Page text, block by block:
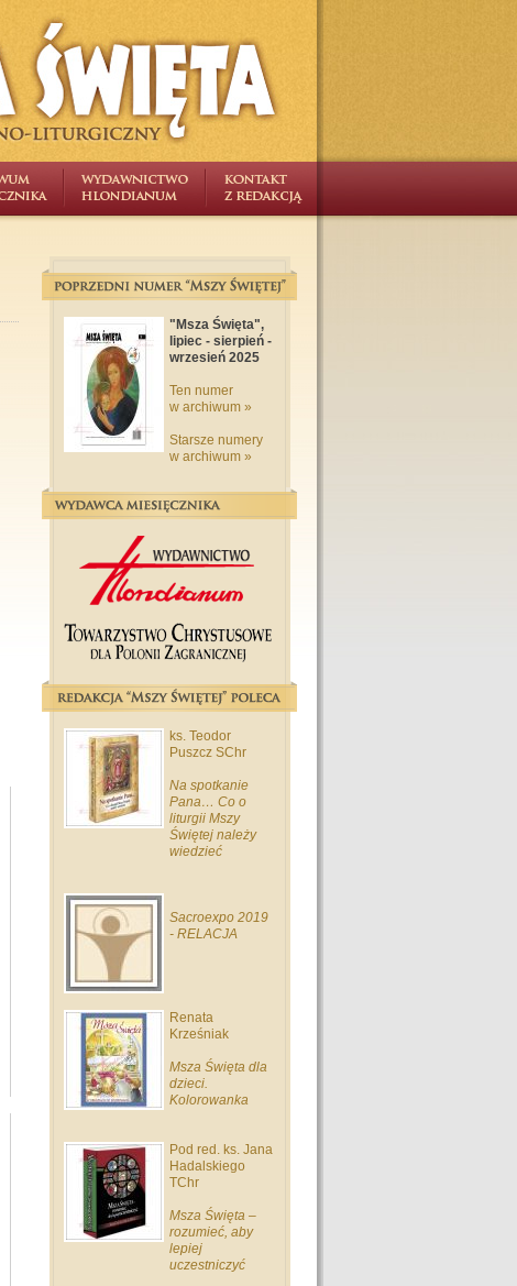
"Msza Święta",
lipiec - sierpień -
wrzesień 2025
Ten numer
w archiwum »
Starsze numery
w archiwum »
ks. Teodor
Puszcz SChr
Na spotkanie
Pana… Co o
liturgii Mszy
Świętej należy
wiedzieć
Sacroexpo 2019
- RELACJA
Renata
Krześniak
Msza Święta dla
dzieci.
Kolorowanka
Pod red. ks. Jana
Hadalskiego
TChr
Msza Święta –
rozumieć, aby
lepiej
uczestniczyć